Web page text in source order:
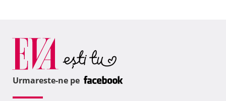
Urmareste-ne pe